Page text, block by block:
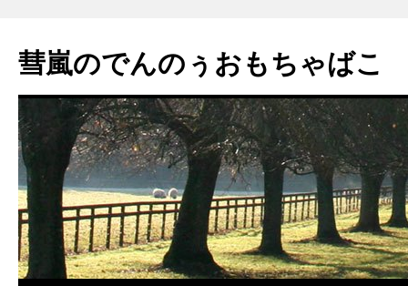
彗嵐のでんのぅおもちゃばこ